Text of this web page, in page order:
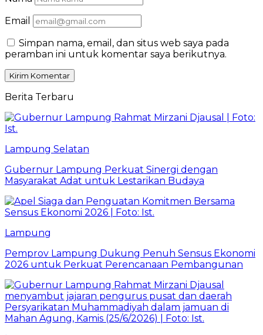
Email
Simpan nama, email, dan situs web saya pada
peramban ini untuk komentar saya berikutnya.
Berita Terbaru
Lampung Selatan
Gubernur Lampung Perkuat Sinergi dengan
Masyarakat Adat untuk Lestarikan Budaya
Lampung
Pemprov Lampung Dukung Penuh Sensus Ekonomi
2026 untuk Perkuat Perencanaan Pembangunan